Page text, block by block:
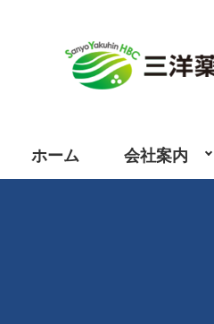
ホーム 会社案内